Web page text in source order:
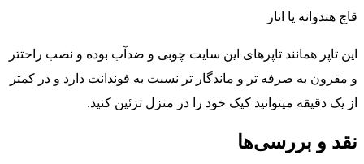
قاچ هندوانه یا انار
این تاپر همانند تاپرهای این سایت چوبی و ضدآب بوده و نصب راحتتر
و مقرون به صرفه تر و ماندگار تر نسبت به فوندانت دارد و در کمتر
از یک دقیقه میتوانید کیک خود را در منزل تزئین کنید.
نقد و بررسی‌ها